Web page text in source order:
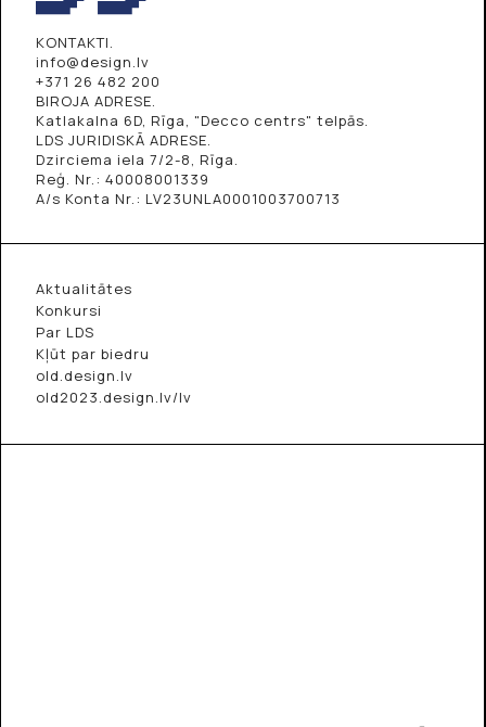
KONTAKTI.
info@design.lv
+371 26 482 200
BIROJA ADRESE.
Katlakalna 6D, Rīga, "Decco centrs" telpās.
LDS JURIDISKĀ ADRESE.
Dzirciema iela 7/2-8, Rīga.
Reģ. Nr.: 40008001339
A/s Konta Nr.: LV23UNLA0001003700713
Aktualitātes
Konkursi
Par LDS
Kļūt par biedru
old.design.lv
old2023.design.lv/lv